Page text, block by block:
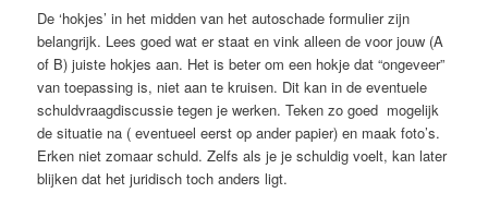
De ‘hokjes’ in het midden van het autoschade formulier zijn
belangrijk. Lees goed wat er staat en vink alleen de voor jouw (A
of B) juiste hokjes aan. Het is beter om een hokje dat “ongeveer”
van toepassing is, niet aan te kruisen. Dit kan in de eventuele
schuldvraagdiscussie tegen je werken. Teken zo goed mogelijk
de situatie na ( eventueel eerst op ander papier) en maak foto’s.
Erken niet zomaar schuld. Zelfs als je je schuldig voelt, kan later
blijken dat het juridisch toch anders ligt.